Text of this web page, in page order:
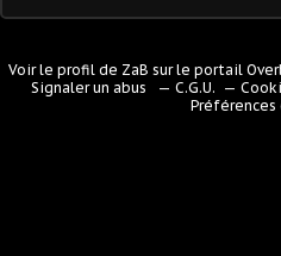
Voir le profil de ZaB sur le portail
Signaler un abus
C.G.U.
Préférences